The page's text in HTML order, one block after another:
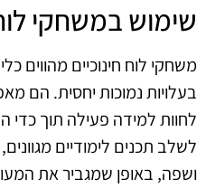
שימוש במשחקי
משחקי לוח חינוכיים מהווים
בעלויות נמוכות יחסית. הם
לחוות למידה פעילה תוך כדי
לשלב תכנים לימודיים
ושפה, באופן שמגביר את